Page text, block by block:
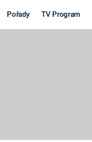
Pořady TV Program